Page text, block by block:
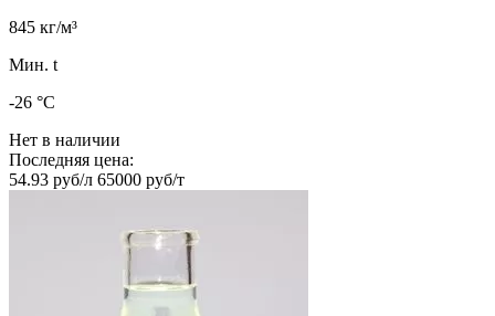
845 кг/м³
Мин. t
-26 °C
Нет в наличии
Последняя цена:
54.93 руб/л 65000 руб/т